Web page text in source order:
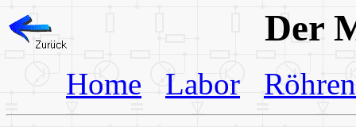
Der
Home Labor
Röhren